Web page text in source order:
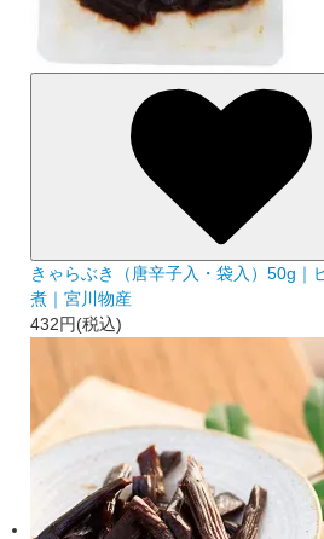
きゃらぶき（唐辛子入・袋入）50g｜
煮｜宮川物産
432円(税込)